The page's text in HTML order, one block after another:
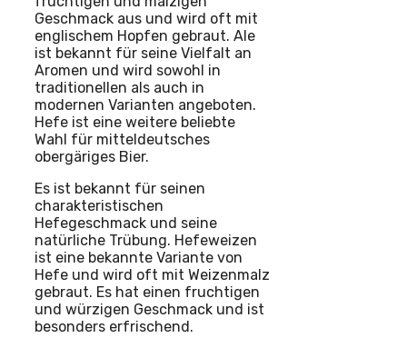
Geschmack aus und wird oft mit
englischem Hopfen gebraut. Ale
ist bekannt für seine Vielfalt an
Aromen und wird sowohl in
traditionellen als auch in
modernen Varianten angeboten.
Hefe ist eine weitere beliebte
Wahl für mitteldeutsches
obergäriges Bier.
Es ist bekannt für seinen
charakteristischen
Hefegeschmack und seine
natürliche Trübung. Hefeweizen
ist eine bekannte Variante von
Hefe und wird oft mit Weizenmalz
gebraut. Es hat einen fruchtigen
und würzigen Geschmack und ist
besonders erfrischend.